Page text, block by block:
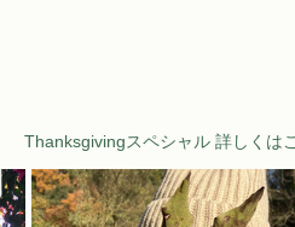
Thanksgivingスペシャル 詳しくは